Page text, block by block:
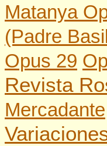
Matanya
(Padre
Opus 29
Revista
Mercadante